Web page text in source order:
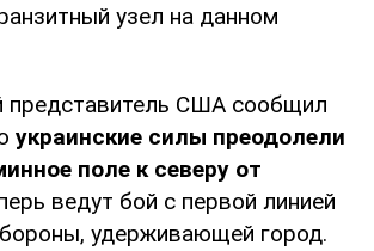
узел на данном
представитель США сообщил
украинские силы преодолели
поле к северу от
ведут бой с первой линией
удерживающей город.